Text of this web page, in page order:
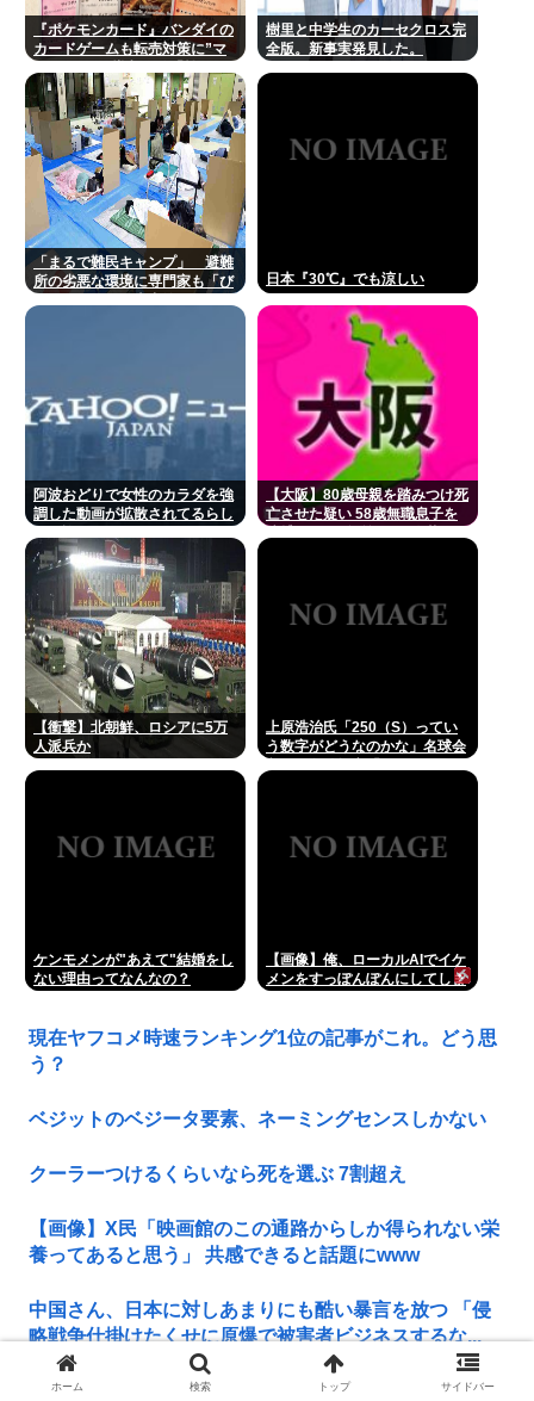
『ポケモンカード』バンダイの
カードゲームも転売対策に”マ
キメン」
樹里と中学生のカーセクロス完
全版。新事実発見した。
「まるで難民キャンプ」 避難
所の劣悪な環境に専門家も「び
日本『30℃』でも涼しい
阿波おどりで女性のカラダを強
調した動画が拡散されてるらし
【大阪】80歳母親を踏みつけ死
亡させた疑い 58歳無職息子を
【衝撃】北朝鮮、ロシアに5万
人派兵か
上原浩治氏「250（S）ってい
う数字がどうなのかな」名球会
ケンモメンが"あえて"結婚をし
ない理由ってなんなの？
【画像】俺、ローカルAIでイケ
メンをすっぽんぽんにしてしま
現在ヤフコメ時速ランキング1位の記事がこれ。どう思
う？
ベジットのベジータ要素、ネーミングセンスしかない
クーラーつけるくらいなら死を選ぶ 7割超え
【画像】X民「映画館のこの通路からしか得られない栄
養ってあると思う」 共感できると話題にwww
中国さん、日本に対しあまりにも酷い暴言を放つ 「侵
略戦争仕掛けたくせに原爆で被害者ビジネスするな...
【大阪】58歳日本人男性の、80歳母の腹を踏みつけ肋
ホーム 検索 トップ サイドバー